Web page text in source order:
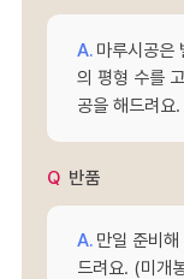
마루시공은
의 평형 수를
공을 해드려요.
반품
만일 준비
드려요. (미개